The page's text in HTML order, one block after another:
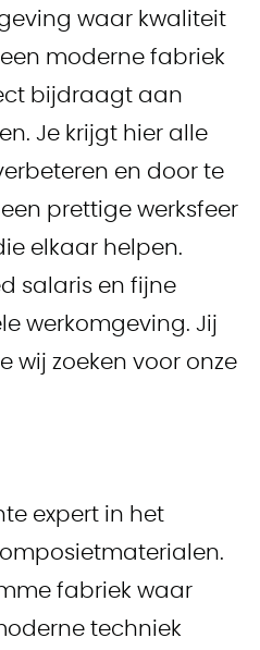
waar kwaliteit
moderne fabriek
bijdraagt aan
Je krijgt hier alle
en door te
prettige werksfeer
elkaar helpen.
salaris en fijne
werkomgeving. Jij
wij zoeken voor onze
expert in het
fabriek waar
techniek